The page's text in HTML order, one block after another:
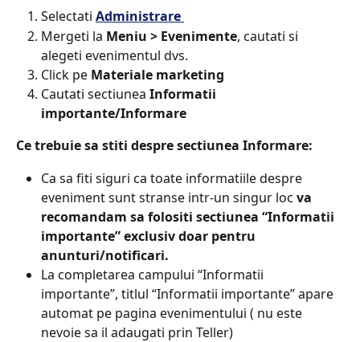
Selectati Administrare
Mergeti la Meniu > Evenimente, cautati si
alegeti evenimentul dvs.
Click pe Materiale marketing​
Cautati sectiunea Informatii
importante/Informare
Ce trebuie sa stiti despre sectiunea Informare:​
Ca sa fiti siguri ca toate informatiile despre
eveniment sunt stranse intr-un singur loc va
recomandam sa folositi sectiunea “Informatii
importante” exclusiv doar pentru
anunturi/notificari.
La completarea campului “Informatii
importante”, titlul “Informatii importante” apare
automat pe pagina evenimentului ( nu este
nevoie sa il adaugati prin Teller)